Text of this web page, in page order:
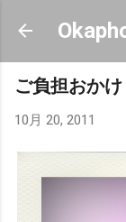
スキ
ご負担おかけ
10月 20, 2011